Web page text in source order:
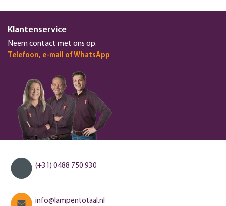
Klantenservice
Neem contact met ons op.
Telefoon, e-mail of WhatsApp
(+31) 0488 750 930
info@lampentotaal.nl